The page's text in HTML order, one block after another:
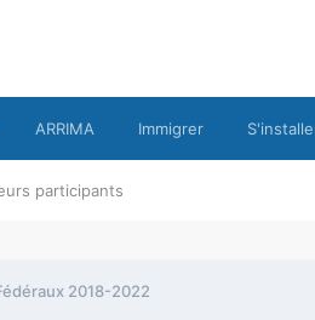
participants
ARRIMA Immigrer
2018-2022